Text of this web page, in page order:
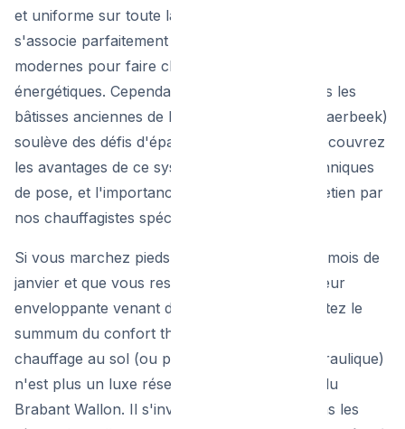
et uniforme sur toute la surface de la pièce, il
s'associe parfaitement aux pompes à chaleur
modernes pour faire chuter vos factures
énergétiques. Cependant, son installation dans les
bâtisses anciennes de la capitale (Ixelles, Schaerbeek)
soulève des défis d'épaisseur de plancher. Découvrez
les avantages de ce système invisible, les techniques
de pose, et l'importance cruciale de son entretien par
nos chauffagistes spécialisés.
Si vous marchez pieds nus chez des amis au mois de
janvier et que vous ressentez une douce tiédeur
enveloppante venant du sol, vous expérimentez le
summum du confort thermique moderne. Le
chauffage au sol (ou plancher chauffant hydraulique)
n'est plus un luxe réservé aux villas neuves du
Brabant Wallon. Il s'invite de plus en plus dans les